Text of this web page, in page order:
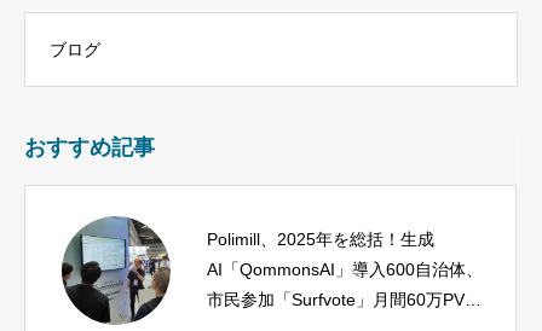
ブログ
おすすめ記事
Polimill、2025年を総括！生成
AI「QommonsAI」導入600自治体、
市民参加「Surfvote」月間60万PV達